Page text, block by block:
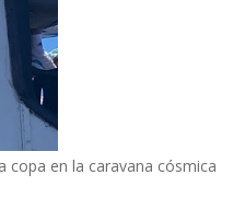
copa en la caravana cósmica